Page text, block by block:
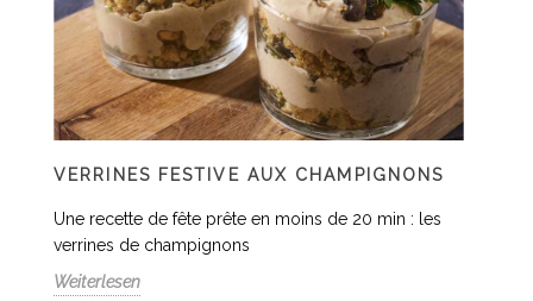
VERRINES FESTIVE AUX CHAMPIGNONS
Une recette de fête prête en moins de 20 min : les
verrines de champignons
Weiterlesen